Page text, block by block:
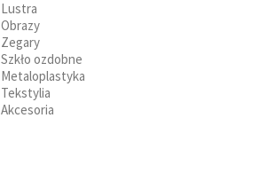
Lustra
Obrazy
Zegary
Szkło ozdobne
Metaloplastyka
Tekstylia
Akcesoria